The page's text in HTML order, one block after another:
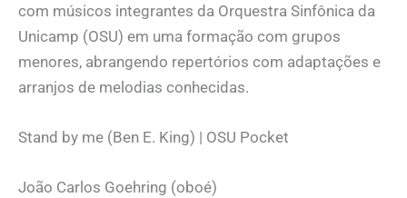
com músicos integrantes da Orquestra Sinfônica da
Unicamp (OSU) em uma formação com grupos
menores, abrangendo repertórios com adaptações e
arranjos de melodias conhecidas.
Stand by me (Ben E. King) | OSU Pocket
João Carlos Goehring (oboé)